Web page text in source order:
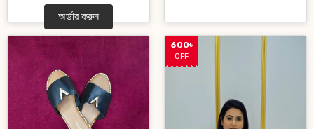
অর্ডার করুন
600৳
OFF